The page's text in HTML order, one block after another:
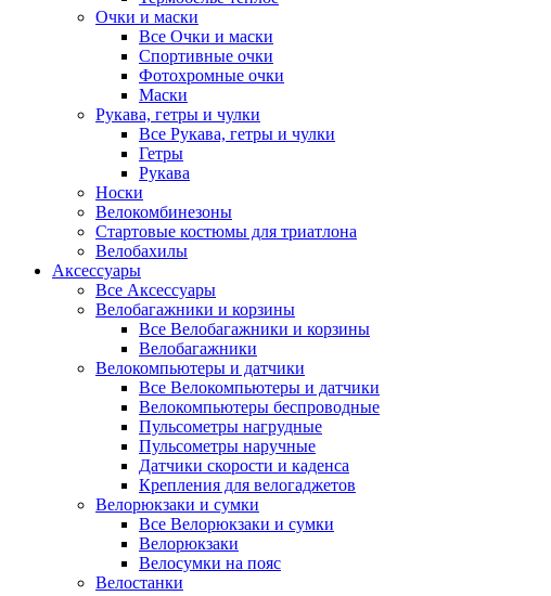
Очки и маски
Все Очки и маски
Спортивные очки
Фотохромные очки
Маски
Рукава, гетры и чулки
Все Рукава, гетры и чулки
Гетры
Рукава
Носки
Велокомбинезоны
Стартовые костюмы для триатлона
Велобахилы
Аксессуары
Все Аксессуары
Велобагажники и корзины
Все Велобагажники и корзины
Велобагажники
Велокомпьютеры и датчики
Все Велокомпьютеры и датчики
Велокомпьютеры беспроводные
Пульсометры нагрудные
Пульсометры наручные
Датчики скорости и каденса
Крепления для велогаджетов
Велорюкзаки и сумки
Все Велорюкзаки и сумки
Велорюкзаки
Велосумки на пояс
Велостанки